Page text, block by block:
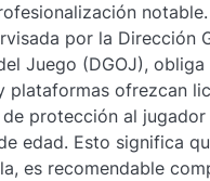
por la Dirección
Juego (DGOJ), obliga
plataformas ofrezcan
de protección al
edad. Esto significa
es recomendable